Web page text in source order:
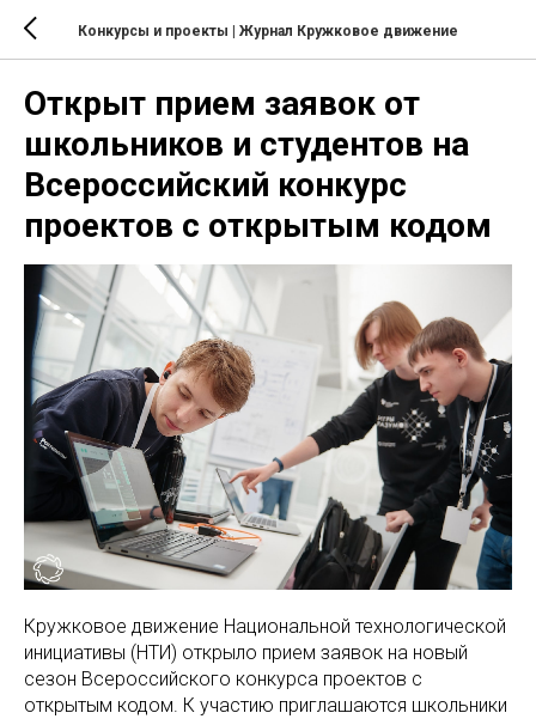
Конкурсы и проекты | Журнал Кружковое движение
Открыт прием заявок от
школьников и студентов на
Всероссийский конкурс
проектов с открытым кодом
Кружковое движение Национальной технологической
инициативы (НТИ) открыло прием заявок на новый
сезон Всероссийского конкурса проектов с
открытым кодом. К участию приглашаются школьники